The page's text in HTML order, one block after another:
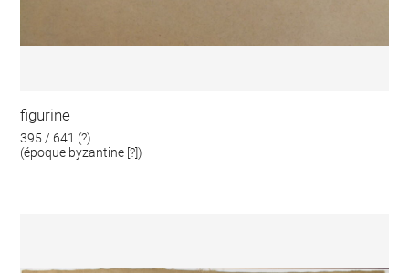
figurine
395 / 641 (?)
(époque byzantine [?])